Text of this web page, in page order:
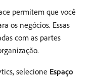
permitem que você
os negócios. Essas
com as partes
selecione Espaço